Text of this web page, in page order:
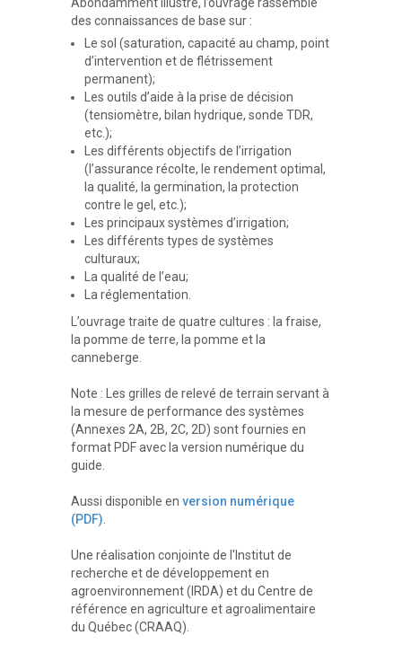
Abondamment illustré, l’ouvrage rassemble
des connaissances de base sur :
Le sol (saturation, capacité au champ, point
d’intervention et de flétrissement
permanent);
Les outils d’aide à la prise de décision
(tensiomètre, bilan hydrique, sonde TDR,
etc.);
Les différents objectifs de l’irrigation
(l’assurance récolte, le rendement optimal,
la qualité, la germination, la protection
contre le gel, etc.);
Les principaux systèmes d’irrigation;
Les différents types de systèmes
culturaux;
La qualité de l’eau;
La réglementation.
L’ouvrage traite de quatre cultures : la fraise,
la pomme de terre, la pomme et la
canneberge.
Note : Les grilles de relevé de terrain servant à
la mesure de performance des systèmes
(Annexes 2A, 2B, 2C, 2D) sont fournies en
format PDF avec la version numérique du
guide.
Aussi disponible en version numérique
(PDF).
Une réalisation conjointe de l'Institut de
recherche et de développement en
agroenvironnement (IRDA) et du Centre de
référence en agriculture et agroalimentaire
du Québec (CRAAQ).